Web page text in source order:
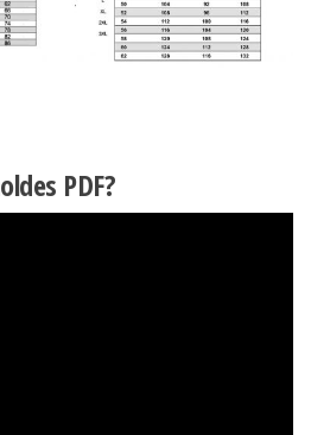
PDF?